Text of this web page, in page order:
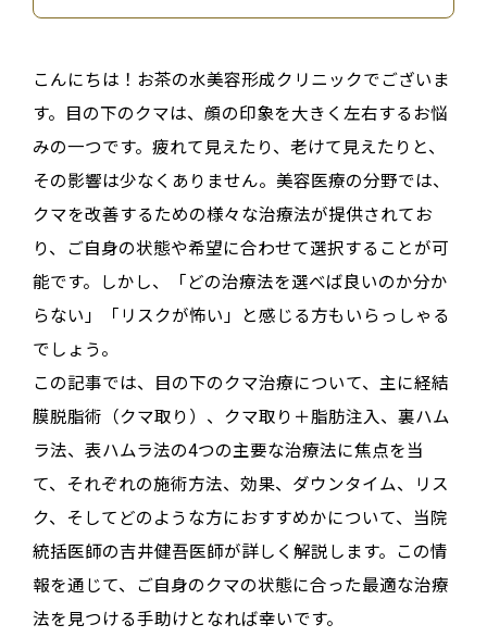
こんにちは！お茶の水美容形成クリニックでございま
す。目の下のクマは、顔の印象を大きく左右するお悩
みの一つです。疲れて見えたり、老けて見えたりと、
その影響は少なくありません。美容医療の分野では、
クマを改善するための様々な治療法が提供されてお
り、ご自身の状態や希望に合わせて選択することが可
能です。しかし、「どの治療法を選べば良いのか分か
らない」「リスクが怖い」と感じる方もいらっしゃる
でしょう。
この記事では、目の下のクマ治療について、主に経結
膜脱脂術（クマ取り）、クマ取り＋脂肪注入、裏ハム
ラ法、表ハムラ法の4つの主要な治療法に焦点を当
て、それぞれの施術方法、効果、ダウンタイム、リス
ク、そしてどのような方におすすめかについて、当院
統括医師の吉井健吾医師が詳しく解説します。この情
報を通じて、ご自身のクマの状態に合った最適な治療
法を見つける手助けとなれば幸いです。